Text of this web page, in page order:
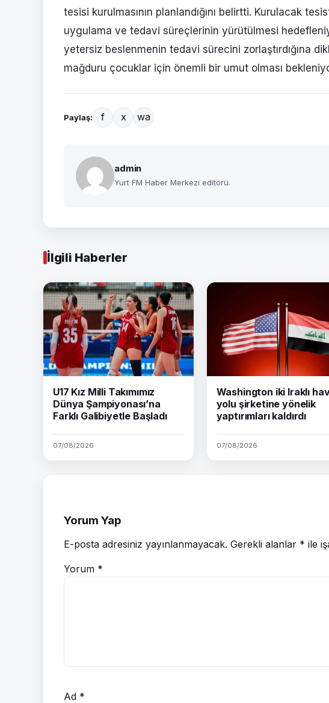
tesisi kurulmasının planlandığını belirtti. Kurulacak
uygulama ve tedavi süreçlerinin yürütülmesi
yetersiz beslenmenin tedavi sürecini zorlaştırdığına
mağduru çocuklar için önemli bir umut olması
Paylaş: f x wa
admin
Yurt FM Haber Merkezi editörü.
İlgili Haberler
U17 Kız Milli Takımımız
Dünya Şampiyonası’na
Farklı Galibiyetle Başladı
07/08/2026
Washington iki Iraklı
yolu şirketine yönelik
yaptırımları kaldırdı
07/08/2026
Yorum Yap
E-posta adresiniz yayınlanmayacak. Gerekli alanlar * ile
Yorum *
Ad *